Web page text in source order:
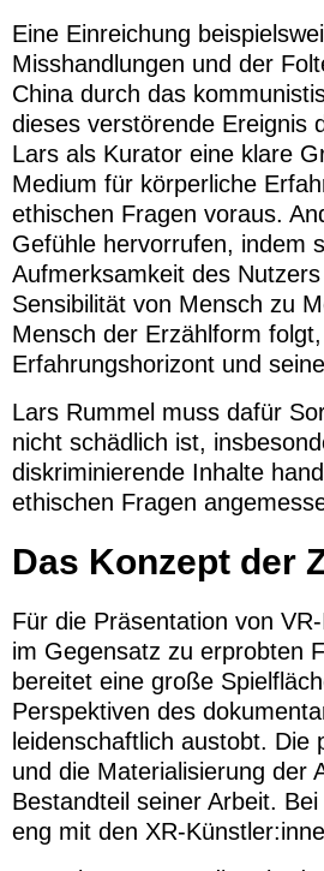
Eine Einreichung
Misshandlungen und der
China durch das
dieses verstörende Ereignis
Lars als Kurator eine klare
Medium für körperliche
ethischen Fragen voraus.
Gefühle hervorrufen, indem
Aufmerksamkeit des
Sensibilität von Mensch zu
Mensch der Erzählform
Erfahrungshorizont und
Lars Rummel muss dafür
nicht schädlich ist,
diskriminierende Inhalte
ethischen Fragen
Das Konzept der
Für die Präsentation von
im Gegensatz zu erprobten
bereitet eine große
Perspektiven des
leidenschaftlich austobt. Die
und die Materialisierung der
Bestandteil seiner Arbeit.
eng mit den XR-